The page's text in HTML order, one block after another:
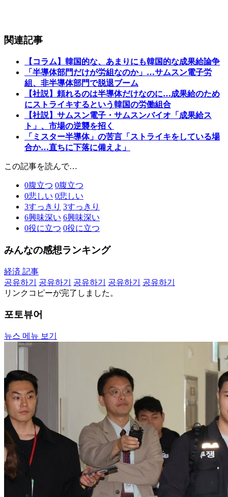
関連記事
【コラム】韓国的な、あまりにも韓国的な成果給論争
「半導体部門だけが労組なのか」…サムスン電子労
組、非半導体部門で脱退ブーム
【社説】頼れるのは半導体だけなのに…成果給のため
にストライキするという韓国の労働組合
【社説】サムスン電子・サムスンバイオ「成果給ス
ト」、市場の逆襲を招く
「ミスター半導体」の苦言「ストライキをしている場
合か…直ちに下落に備えよ」
この記事を読んで…
0腹立つ 0腹立つ
0悲しい 0悲しい
3すっきり 3すっきり
6興味深い 6興味深い
0役に立つ 0役に立つ
みんなの感想ランキング
経済 記事
공유하기
공유하기 공유하기 공유하기
공유하기
リンクコピーが完了しました。
포토뷰어
뉴스 메뉴 보기